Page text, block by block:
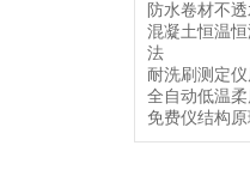
防水卷材不
混凝土恒温
法
耐洗刷测定
全自动低温
免费仪结构原